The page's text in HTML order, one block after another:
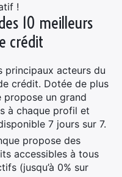
!
10 meilleurs
crédit
principaux acteurs du
crédit. Dotée de plus
propose un grand
à chaque profil et
7 jours sur 7.
propose des
accessibles à tous
(jusqu’à 0% sur